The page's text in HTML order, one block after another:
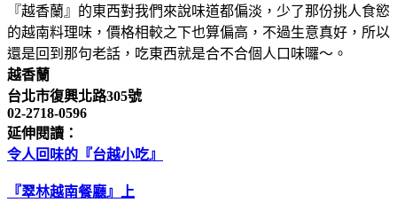
『越香蘭』的東西對我們來說味道都偏淡，少了那份挑人食慾
的越南料理味，價格相較之下也算偏高，不過生意真好，所以
還是回到那句老話，吃東西就是合不合個人口味囉～。
越香蘭
台北市復興北路305號
02-2718-0596
延伸閱讀：
令人回味的『台越小吃』
『翠林越南餐廳』上